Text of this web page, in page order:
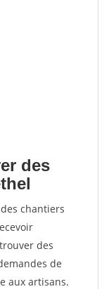
des
chantiers
des
de
aux artisans.